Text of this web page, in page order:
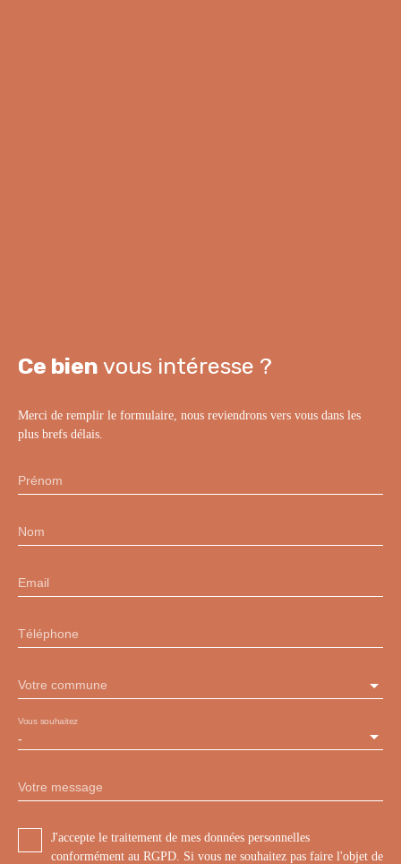
Ce bien vous intéresse ?
Merci de remplir le formulaire, nous reviendrons vers vous dans les
plus brefs délais.
Prénom
Nom
Email
Téléphone
Votre commune
-
Vous souhaitez
Votre message
J'accepte le traitement de mes données personnelles
conformément au RGPD. Si vous ne souhaitez pas faire l'objet de